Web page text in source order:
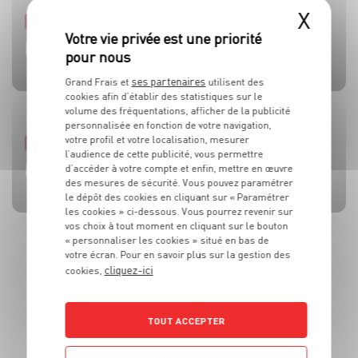
TOMATES
BRUSCHETTA FRAISES TOMATES MOZZA
ACTUALITE
L’HUILE QUI FAIT TOUTE LA DIFFÉRENCE !
BEAUFORT AOP
SALADE MOZZARELLA, PÊCHE ET AVOCAT
CÔTE DE BŒUF
CÔTE DE BOEUF AU ROQUEFORT
MOULES DE BOUCHOT AOP DE LA BAIE DU MONT-SAINT-
BROCHETTES DE SARDINES ET SAUCE À LA MENTHE
X
Grand Frais et ses partenaires utilisent des
cookies afin d’établir des statistiques sur le
volume des fréquentations, afficher de la publicité
personnalisée en fonction de votre navigation,
votre profil et votre localisation, mesurer
l’audience de cette publicité, vous permettre
d’accéder à votre compte et enfin, mettre en œuvre
des mesures de sécurité. Vous pouvez paramétrer
le dépôt des cookies en cliquant sur « Paramétrer
les cookies » ci-dessous. Vous pourrez revenir sur
vos choix à tout moment en cliquant sur le bouton
« personnaliser les cookies » situé en bas de
votre écran. Pour en savoir plus sur la gestion des
cookies, cliquez-ici
TOUT ACCEPTER